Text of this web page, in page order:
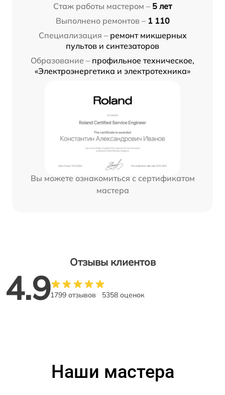
Стаж работы мастером – 5 лет
Выполнено ремонтов – 1 110
Специализация – ремонт микшерных
пультов и синтезаторов
Образование – профильное техническое,
«Электроэнергетика и электротехника»
Вы можете ознакомиться с сертификатом
мастера
Отзывы клиентов
4.91799 отзывов 5358 оценок
Наши мастера